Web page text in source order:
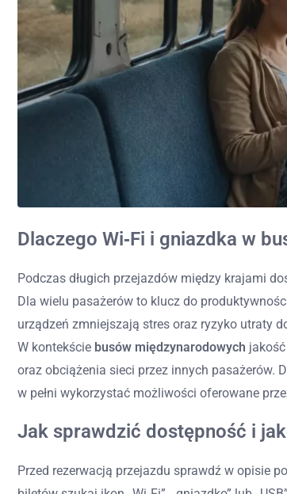
Dlaczego Wi‑Fi i gniazdka w
Podczas długich przejazdów między krajami
Dla wielu pasażerów to klucz do
urządzeń zmniejszają stres oraz ryzyko utraty
W kontekście busów międzynarodowych
oraz obciążenia sieci przez innych pasażerów.
w pełni wykorzystać możliwości oferowane
Jak sprawdzić dostępność i
Przed rezerwacją przejazdu sprawdź w opisie